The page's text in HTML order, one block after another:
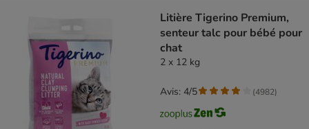
Litière Tigerino Premium,
senteur talc pour bébé pour
chat
2 x 12 kg
Avis: 4/5 (4982)